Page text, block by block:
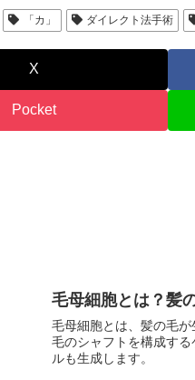
「カ」 ダイレクト法手術
X
Pocket
毛母細胞とは？髪
毛母細胞とは、髪の毛
毛のシャフトを構成す
ルも生成します。